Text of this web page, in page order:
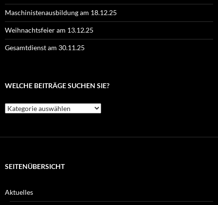
Maschinistenausbildung am 18.12.25
Weihnachtsfeier am 13.12.25
Gesamtdienst am 30.11.25
WELCHE BEITRÄGE SUCHEN SIE?
Welche
Beiträge
SEITENÜBERSICHT
Aktuelles